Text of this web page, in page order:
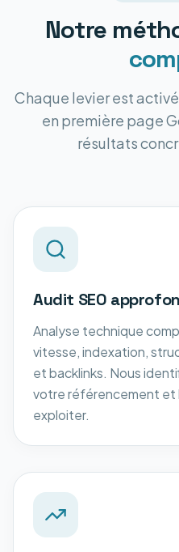
Notre
Chaque levier est
en première page
résultats
Audit SEO
Analyse technique
vitesse, indexation,
et backlinks. Nous
votre référencement et
exploiter.